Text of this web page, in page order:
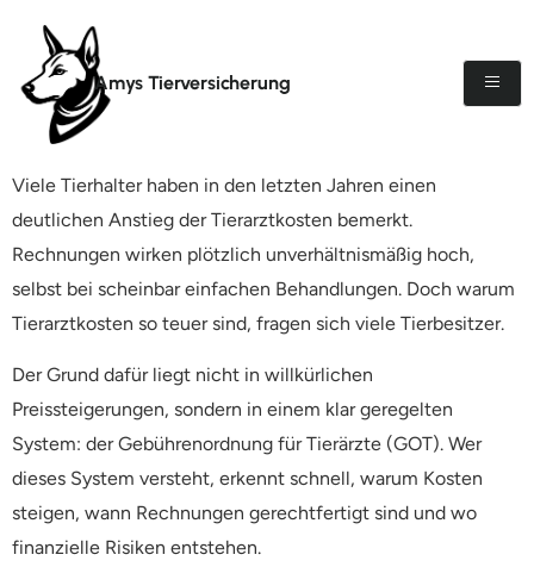
Amys Tierversicherung
Viele Tierhalter haben in den letzten Jahren einen
deutlichen Anstieg der Tierarztkosten bemerkt.
Rechnungen wirken plötzlich unverhältnismäßig hoch,
selbst bei scheinbar einfachen Behandlungen. Doch warum
Tierarztkosten so teuer sind, fragen sich viele Tierbesitzer.
Der Grund dafür liegt nicht in willkürlichen
Preissteigerungen, sondern in einem klar geregelten
System: der Gebührenordnung für Tierärzte (GOT). Wer
dieses System versteht, erkennt schnell, warum Kosten
steigen, wann Rechnungen gerechtfertigt sind und wo
finanzielle Risiken entstehen.